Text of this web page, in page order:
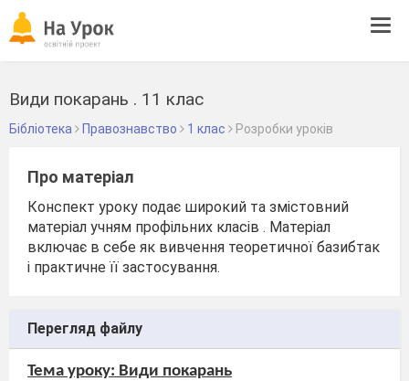
Види покарань . 11 клас
Бібліотека Правознавство 1 клас Розробки уроків
Про матеріал
Конспект уроку подає широкий та змістовний
матеріал учням профільних класів . Матеріал
включає в себе як вивчення теоретичної базибтак
і практичне її застосування.
Перегляд файлу
Тема уроку: Види покарань